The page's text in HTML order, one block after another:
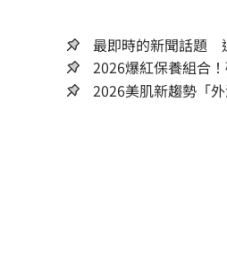
最即時的新聞話題
2026爆紅保養組合
2026美肌新趨勢「